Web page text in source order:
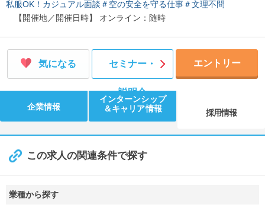
私服OK！カジュアル面談＃空の安全を守る仕事＃文理不問
【開催地／開催日時】 オンライン：随時
気になる セミナー・
説明会
エントリー
企業情報
インターンシップ
＆キャリア情報
採用情報
この求人の関連条件で探す
業種から探す